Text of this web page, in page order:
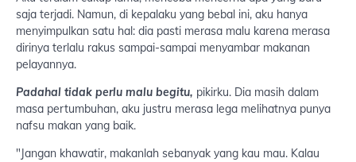
saja terjadi. Namun, di kepalaku yang bebal ini, aku hanya
menyimpulkan satu hal: dia pasti merasa malu karena merasa
dirinya terlalu rakus sampai-sampai menyambar makanan
pelayannya.
Padahal tidak perlu malu begitu, pikirku. Dia masih dalam
masa pertumbuhan, aku justru merasa lega melihatnya punya
nafsu makan yang baik.
"Jangan khawatir, makanlah sebanyak yang kau mau. Kalau